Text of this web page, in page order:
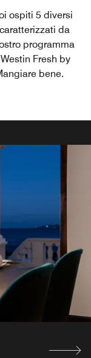
ospiti 5 diversi
da
programma
Fresh by
bene.